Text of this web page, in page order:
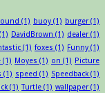
(1) buoy (1) burger (1)
(1) DavidBrown (1) dealer (1)
(1) foxes (1) Funny (1)
(1) Moyes (1) on (1) Picture
(1) speed (1) Speedback(1)
(1) Turtle (1) wallpaper (1)